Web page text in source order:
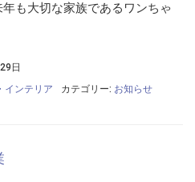
も大切な家族であるワンちゃ
日
インテリア カテゴリー: お知らせ